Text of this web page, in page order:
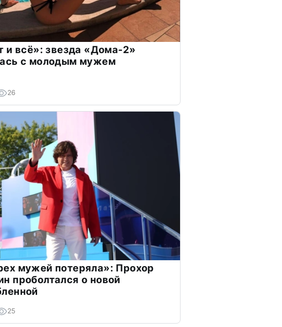
и всё»: звезда «Дома-2»
с молодым мужем
26
мужей потеряла»: Прохор
проболтался о новой
25